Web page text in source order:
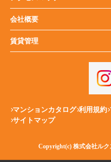
会社概要
賃貸管理
マンションカタログ 利用規約
サイトマップ
Copyright(c) 株式会社ルク